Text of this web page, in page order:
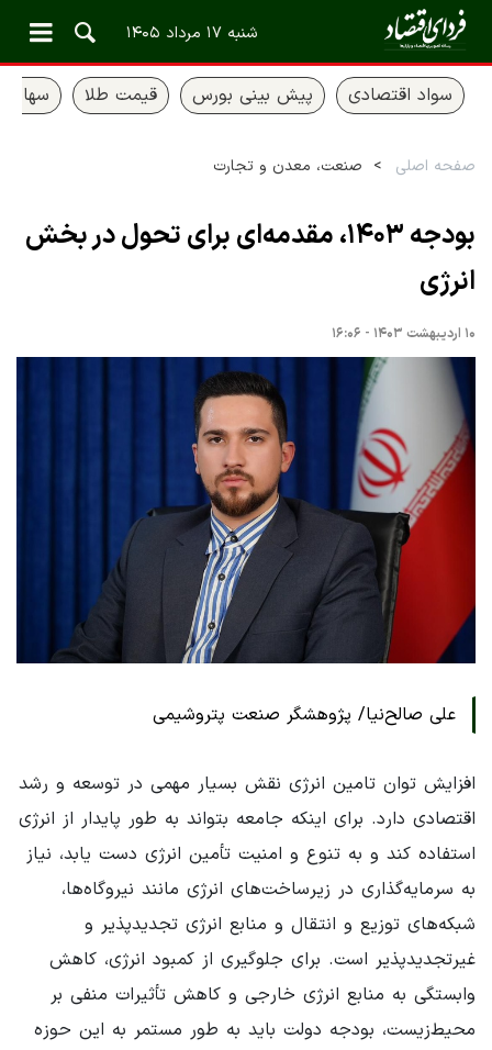
شنبه ۱۷ مرداد ۱۴۰۵
سواد اقتصادی پیش بینی بورس قیمت طلا سهام
صفحه اصلی صنعت، معدن و تجارت
بودجه ۱۴۰۳، مقدمه‌ای برای تحول در بخش
انرژی
۱۰ اردیبهشت ۱۴۰۳ - ۱۶:۰۶
علی صالح‌نیا/ پژوهشگر صنعت پتروشیمی
افزایش توان تامین انرژی نقش بسیار مهمی در توسعه و رشد
اقتصادی دارد. برای اینکه جامعه بتواند به طور پایدار از انرژی
استفاده کند و به تنوع و امنیت تأمین انرژی دست یابد، نیاز
به سرمایه‌گذاری در زیرساخت‌های انرژی مانند نیروگاه‌ها،
شبکه‌های توزیع و انتقال و منابع انرژی تجدیدپذیر و
غیرتجدیدپذیر است. برای جلوگیری از کمبود انرژی، کاهش
وابستگی به منابع انرژی خارجی و کاهش تأثیرات منفی بر
محیط‌زیست، بودجه دولت باید به طور مستمر به این حوزه